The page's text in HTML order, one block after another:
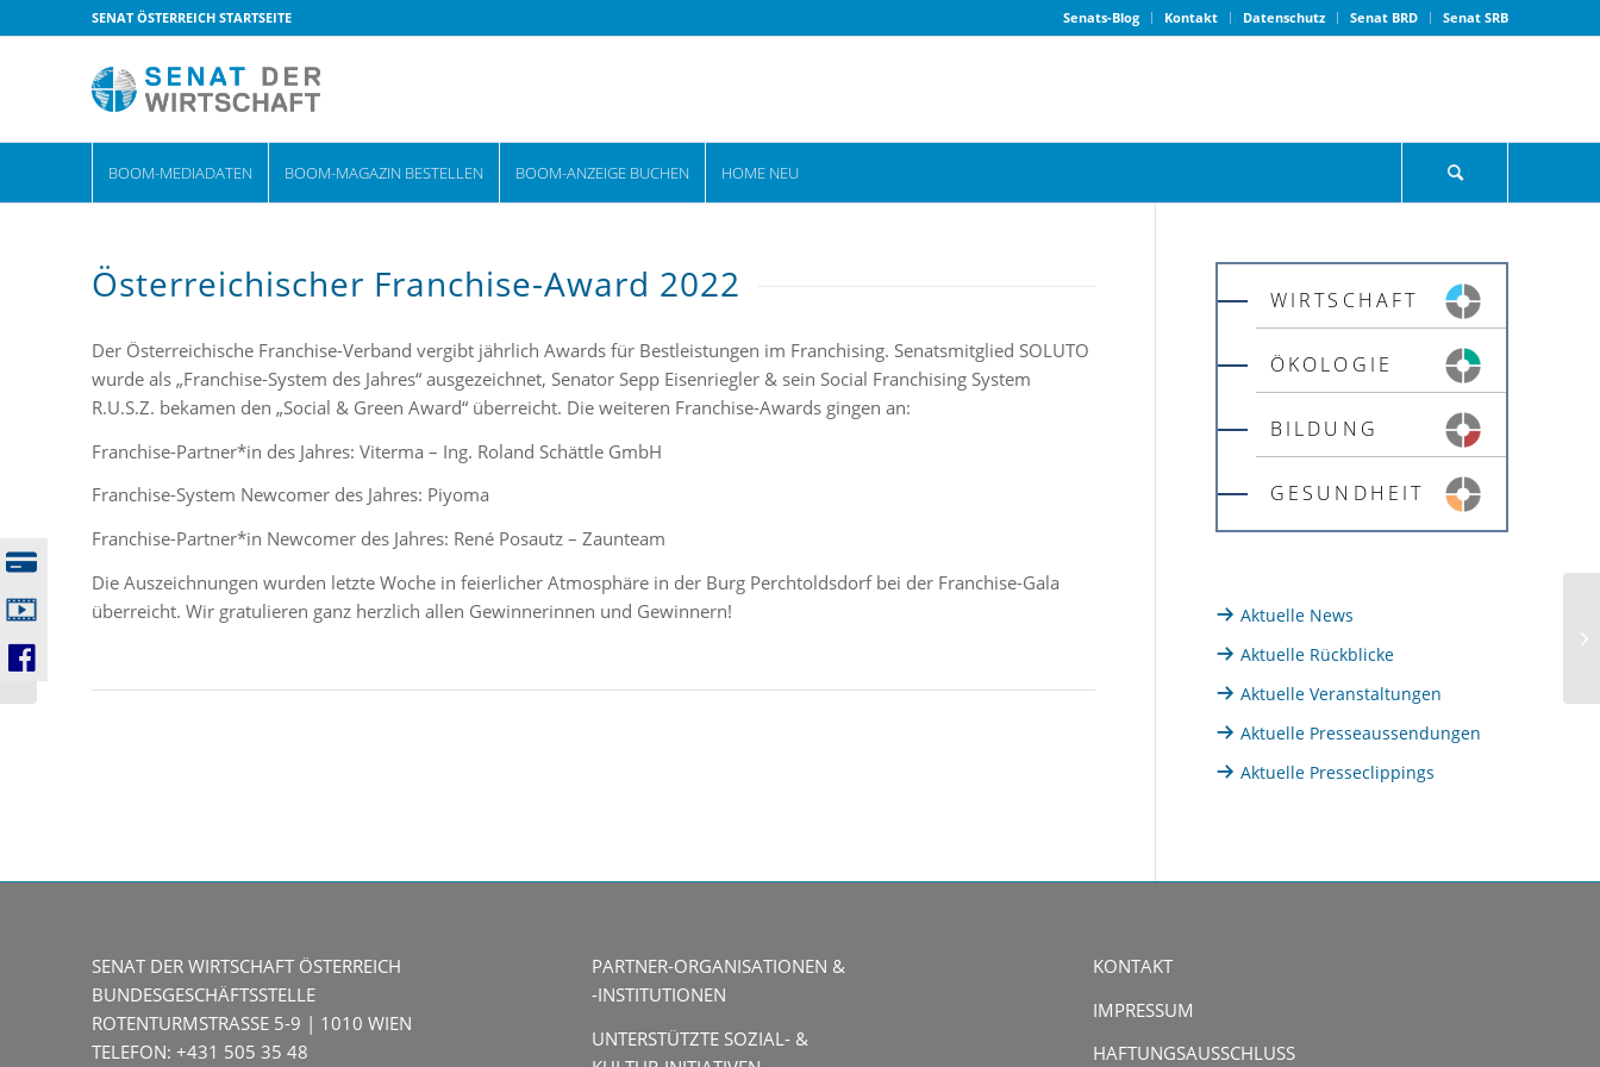
Senats-Blog Kontakt Datenschutz Senat BRD Senat SRB
SENAT ÖSTERREICH STARTSEITE
BOOM-MEDIADATEN BOOM-MAGAZIN BESTELLEN BOOM-ANZEIGE BUCHEN HOME NEU
Österreichischer Franchise-Award 2022
Der Österreichische Franchise-Verband vergibt jährlich Awards für Bestleistungen im Franchising. Senatsmitglied SOLUTO
wurde als „Franchise-System des Jahres“ ausgezeichnet, Senator Sepp Eisenriegler & sein Social Franchising System
R.U.S.Z. bekamen den „Social & Green Award“ überreicht. Die weiteren Franchise-Awards gingen an:
Franchise-Partner*in des Jahres: Viterma – Ing. Roland Schättle GmbH
Franchise-System Newcomer des Jahres: Piyoma
Franchise-Partner*in Newcomer des Jahres: René Posautz – Zaunteam
Die Auszeichnungen wurden letzte Woche in feierlicher Atmosphäre in der Burg Perchtoldsdorf bei der Franchise-Gala
überreicht. Wir gratulieren ganz herzlich allen Gewinnerinnen und Gewinnern!
WIRTSCHAFT
ÖKOLOGIE
BILDUNG
GESUNDHEIT
Aktuelle News
Aktuelle Rückblicke
Aktuelle Veranstaltungen
Aktuelle Presseaussendungen
Aktuelle Presseclippings
SENAT DER WIRTSCHAFT ÖSTERREICH
BUNDESGESCHÄFTSSTELLE
ROTENTURMSTRASSE 5-9 | 1010 WIEN
TELEFON: +431 505 35 48
PARTNER-ORGANISATIONEN &
-INSTITUTIONEN
UNTERSTÜTZTE SOZIAL- &
KONTAKT
IMPRESSUM
HAFTUNGSAUSSCHLUSS
2022-Nr.2 | FLEXIBLE